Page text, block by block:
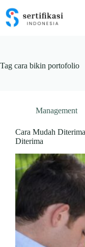
content
Tag cara bikin portofolio
Management
Cara Mudah
Diterima